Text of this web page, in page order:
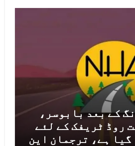
کے بعد بابوسر،
روڈ ٹریفک کے لئے
گیا ہے، ترجمان این